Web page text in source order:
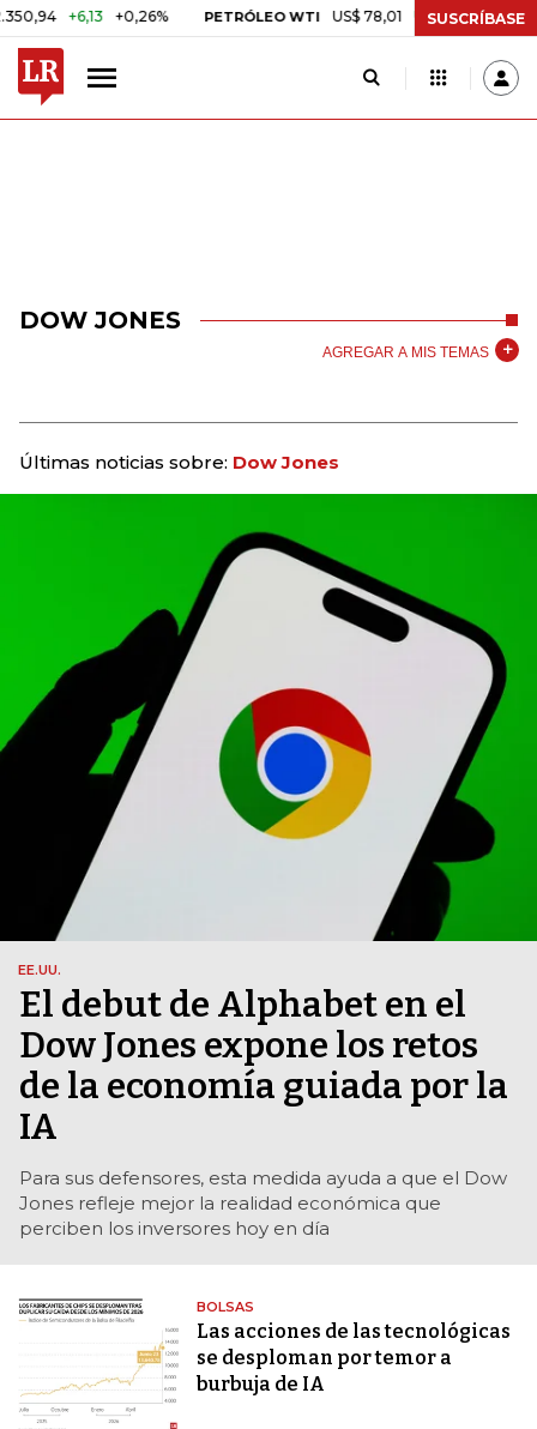
+6,13 +0,26% PETRÓLEO WTI US$ 78,01 US$ 2,92 +3,89%
SUSCRÍBASE
DOW JONES
AGREGAR A MIS TEMAS
Últimas noticias sobre: Dow Jones
EE.UU.
El debut de Alphabet en el
Dow Jones expone los retos
de la economía guiada por la
IA
Para sus defensores, esta medida ayuda a que el Dow
Jones refleje mejor la realidad económica que
perciben los inversores hoy en día
BOLSAS
Las acciones de las tecnológicas
se desploman por temor a
burbuja de IA